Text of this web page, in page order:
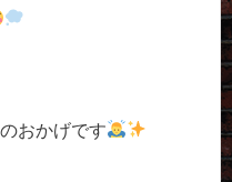
おかげです